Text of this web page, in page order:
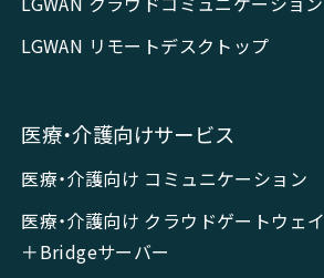
LGWAN リモートデスクトップ
医療・介護向けサービス
医療・介護向け コミュニケーション
医療・介護向け クラウドゲートウェイ
＋Bridgeサーバー